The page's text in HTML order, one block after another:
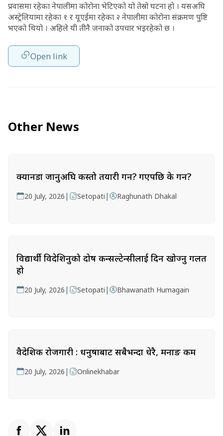
प्रवासमा रहेका नेपालीमा कोरोना भेटिएको यो तेस्रो घटना हो । यसअघि
अस्ट्रेलियामा रहेका १ र यूएईमा रहेका २ नेपालीमा कोरोना संक्रमण पुष्टि
भएको थियो । अहिले यी तीनै जनाको उपचार भइरहेको छ ।
Open link
Other News
क्यानडा जानुअघि कस्तो तयारी गर्ने? गएपछि के गर्ने?
20 July, 2026 | Setopati | Raghunath Dhakal
विद्यार्थी विदेशिनुको दोष कन्सल्टेन्सीलाई दिन खोज्नु गलत
हो
20 July, 2026 | Setopati | Bhawanath Humagain
वैदेशिक रोजगारी : धनुषाबाट सबैभन्दा धेरै, मनाङ कम
20 July, 2026 | Onlinekhabar